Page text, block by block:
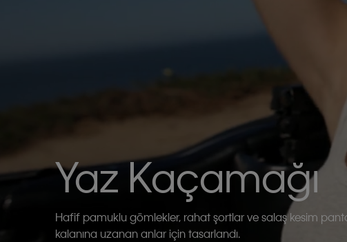
Yaz Kaçamağı
Hafif pamuklu gömlekler, rahat şortlar ve salaş kesim
kalanına uzanan anlar için tasarlandı.